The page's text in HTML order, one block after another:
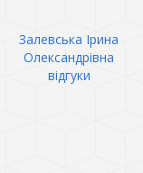
Залевська Ірина
Олександрівна
відгуки